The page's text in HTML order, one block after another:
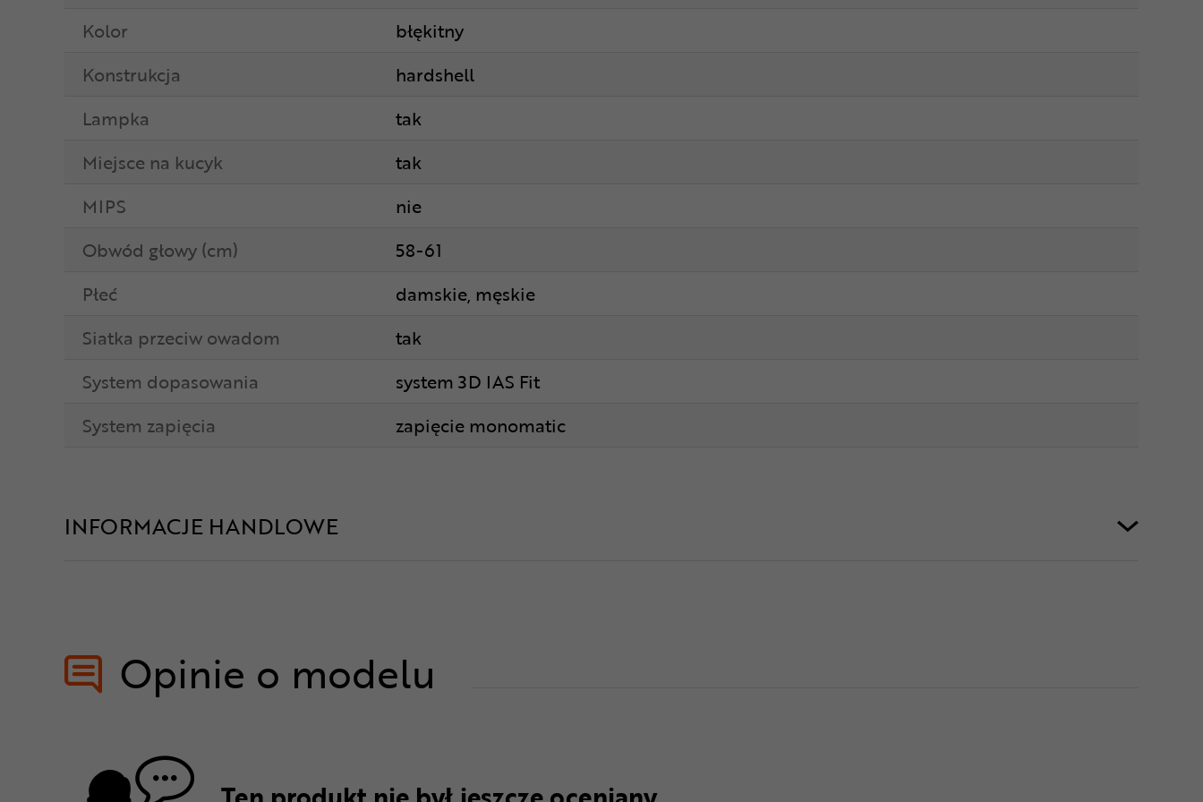
Kolor
błękitny
Konstrukcja
hardshell
Lampka
tak
Miejsce na kucyk
tak
MIPS
nie
Obwód głowy (cm)
58-61
Płeć
damskie, męskie
Siatka przeciw owadom
tak
System dopasowania
system 3D IAS Fit
System zapięcia
zapięcie monomatic
INFORMACJE HANDLOWE
Opinie o modelu